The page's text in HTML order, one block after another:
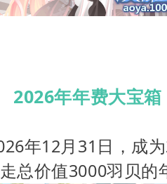
2026年年费大宝箱
年12月31日，成
总价值3000羽贝的